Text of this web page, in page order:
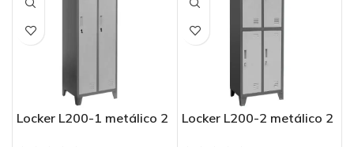
Locker L200-1 metálico 2
Locker L200-2 metálico 2